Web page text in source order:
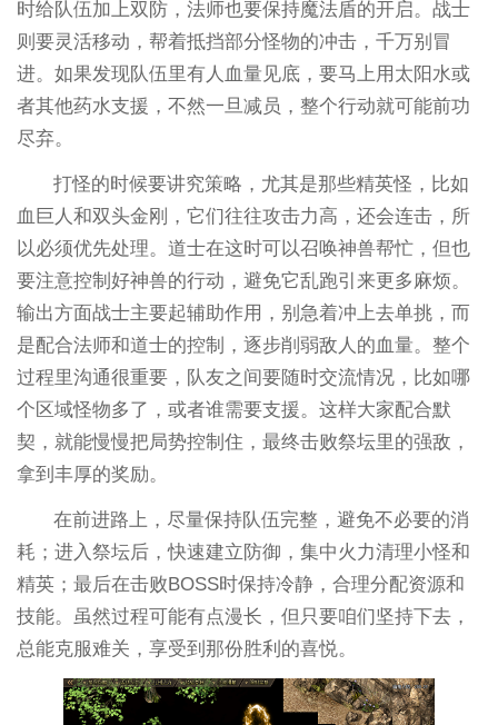
时给队伍加上双防，法师也要保持魔法盾的开启。战士
则要灵活移动，帮着抵挡部分怪物的冲击，千万别冒
进。如果发现队伍里有人血量见底，要马上用太阳水或
者其他药水支援，不然一旦减员，整个行动就可能前功
尽弃。
打怪的时候要讲究策略，尤其是那些精英怪，比如
血巨人和双头金刚，它们往往攻击力高，还会连击，所
以必须优先处理。道士在这时可以召唤神兽帮忙，但也
要注意控制好神兽的行动，避免它乱跑引来更多麻烦。
输出方面战士主要起辅助作用，别急着冲上去单挑，而
是配合法师和道士的控制，逐步削弱敌人的血量。整个
过程里沟通很重要，队友之间要随时交流情况，比如哪
个区域怪物多了，或者谁需要支援。这样大家配合默
契，就能慢慢把局势控制住，最终击败祭坛里的强敌，
拿到丰厚的奖励。
在前进路上，尽量保持队伍完整，避免不必要的消
耗；进入祭坛后，快速建立防御，集中火力清理小怪和
精英；最后在击败BOSS时保持冷静，合理分配资源和
技能。虽然过程可能有点漫长，但只要咱们坚持下去，
总能克服难关，享受到那份胜利的喜悦。